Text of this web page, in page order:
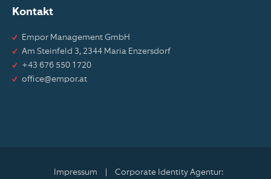
Kontakt
Empor Management GmbH
Am Steinfeld 3, 2344 Maria Enzersdorf
+43 676 550 1720
office@empor.at
Impressum Corporate Identity Agentur: